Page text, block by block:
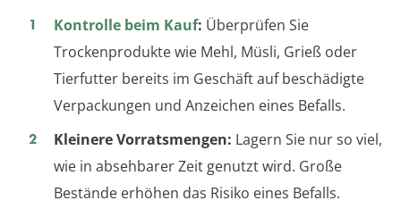
Kontrolle beim Kauf: Überprüfen Sie
Trockenprodukte wie Mehl, Müsli, Grieß oder
Tierfutter bereits im Geschäft auf beschädigte
Verpackungen und Anzeichen eines Befalls.
Kleinere Vorratsmengen: Lagern Sie nur so viel,
wie in absehbarer Zeit genutzt wird. Große
Bestände erhöhen das Risiko eines Befalls.